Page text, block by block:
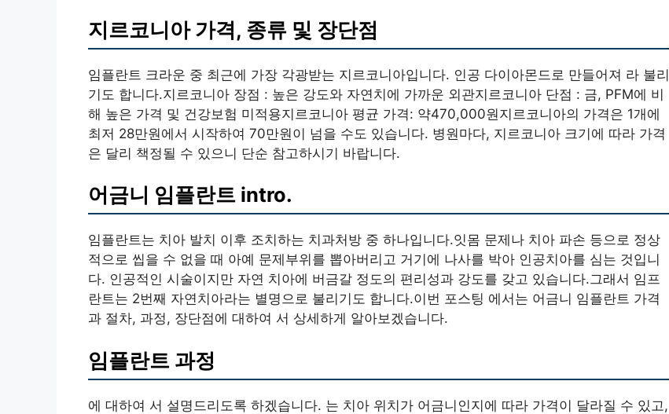
지르코니아 가격, 종류 및 장단점
임플란트 크라운 중 최근에 가장 각광받는 지르코니아입니다. 인공 다이아몬드로 만들어져 라 불리
기도 합니다.지르코니아 장점 : 높은 강도와 자연치에 가까운 외관지르코니아 단점 : 금, PFM에 비
해 높은 가격 및 건강보험 미적용지르코니아 평균 가격: 약470,000원지르코니아의 가격은 1개에
최저 28만원에서 시작하여 70만원이 넘을 수도 있습니다. 병원마다, 지르코니아 크기에 따라 가격
은 달리 책정될 수 있으니 단순 참고하시기 바랍니다.
어금니 임플란트 intro.
임플란트는 치아 발치 이후 조치하는 치과처방 중 하나입니다.잇몸 문제나 치아 파손 등으로 정상
적으로 씹을 수 없을 때 아예 문제부위를 뽑아버리고 거기에 나사를 박아 인공치아를 심는 것입니
다. 인공적인 시술이지만 자연 치아에 버금갈 정도의 편리성과 강도를 갖고 있습니다.그래서 임프
란트는 2번째 자연치아라는 별명으로 불리기도 합니다.이번 포스팅 에서는 어금니 임플란트 가격
과 절차, 과정, 장단점에 대하여 서 상세하게 알아보겠습니다.
임플란트 과정
에 대하여 서 설명드리도록 하겠습니다. 는 치아 위치가 어금니인지에 따라 가격이 달라질 수 있고,